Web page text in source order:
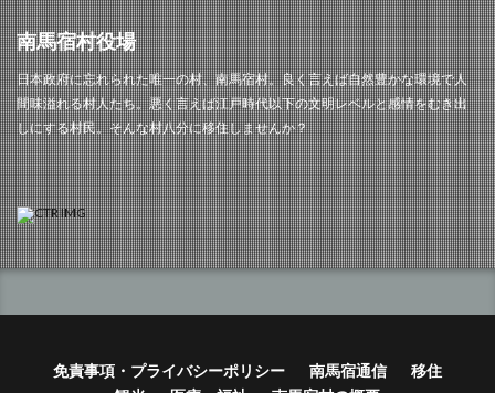
南馬宿村役場
日本政府に忘れられた唯一の村、南馬宿村。良く言えば自然豊かな環境で人
間味溢れる村人たち。悪く言えば江戸時代以下の文明レベルと感情をむき出
しにする村民。そんな村八分に移住しませんか？
免責事項・プライバシーポリシー 南馬宿通信
移住